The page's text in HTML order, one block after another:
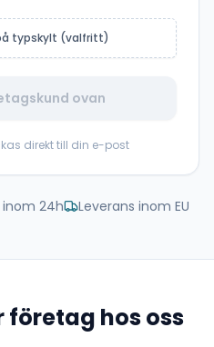
typskylt (valfritt)
ovan
direkt till din e-post
inom 24h Leverans inom EU
hos oss